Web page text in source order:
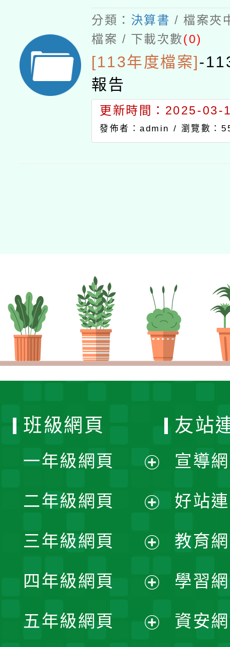
分類： 決算書 / 檔案夾
檔案 / 下載次數(0)
[113年度檔案]-
報告
更新時間：2025-03-
發佈者：admin / 瀏覽數：
班級網頁
一年級網頁
開
選
單
二年級網頁
開
選
單
三年級網頁
開
選
四年級網頁
開
五年級網頁
友站
宣導
好站
教育
學習
資安